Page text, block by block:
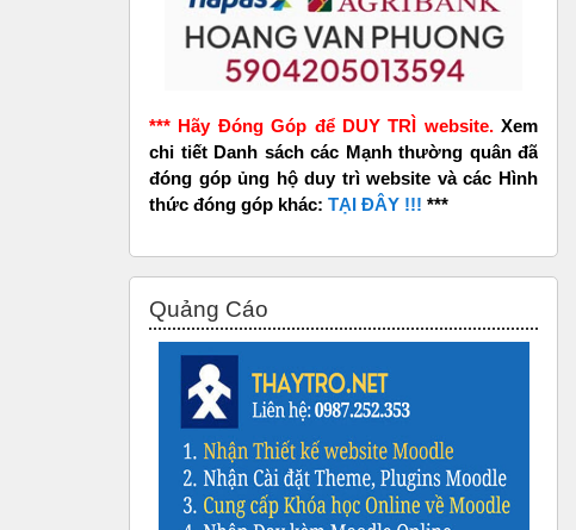
*** Hãy Đóng Góp để DUY TRÌ website. Xem
chi tiết Danh sách các Mạnh thường quân đã
đóng góp ủng hộ duy trì website và các Hình
thức đóng góp khác: TẠI ĐÂY !!! ***
Quảng Cáo